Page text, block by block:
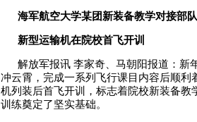
海军航空大学某团新装备教学对接部
新型运输机在院校首飞开训
解放军报讯 李家奇、马朝阳报道：新
冲云霄，完成一系列飞行课目内容后顺
机列装后首飞开训，标志着院校新装备
训练奠定了坚实基础。